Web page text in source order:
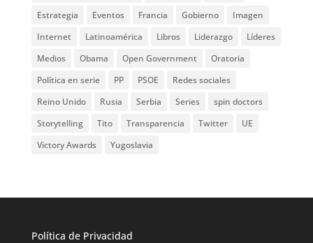
Estrategia
Eventos Francia Gobierno
Imagen
Internet
Latinoamérica Libros Liderazgo
Líderes
Medios
Obama Open Government
Oratoria
Política en serie
PP PSOE
Redes sociales
Reino Unido
Rusia Serbia Series
spin doctors
Storytelling
Tito Transparencia Twitter
UE
Victory Awards
Yugoslavia
Política de Privacidad